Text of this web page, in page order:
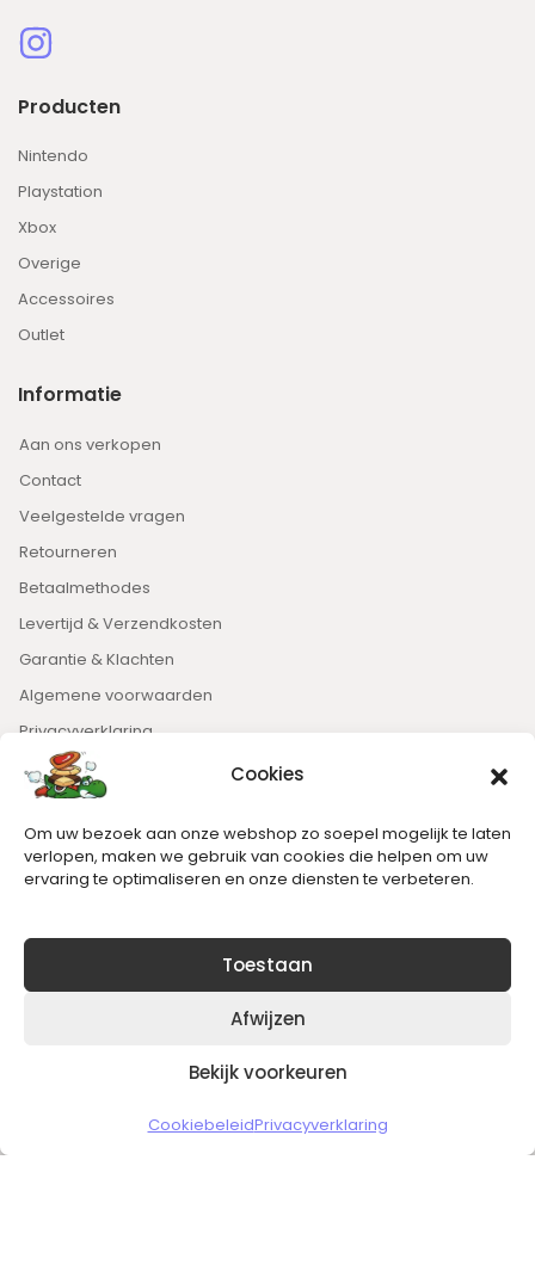
Cookies
Om uw bezoek aan onze webshop zo soepel mogelijk te laten
verlopen, maken we gebruik van cookies die helpen om uw
ervaring te optimaliseren en onze diensten te verbeteren.
Toestaan
Afwijzen
Bekijk voorkeuren
CookiebeleidPrivacyverklaring
Producten
Nintendo
Playstation
Xbox
Overige
Accessoires
Outlet
Informatie
Aan ons verkopen
Contact
Veelgestelde vragen
Retourneren
Betaalmethodes
Levertijd & Verzendkosten
Garantie & Klachten
Algemene voorwaarden
Privacyverklaring
Nieuwsbrief
Blijft op de hoogte van het laatste nieuws.